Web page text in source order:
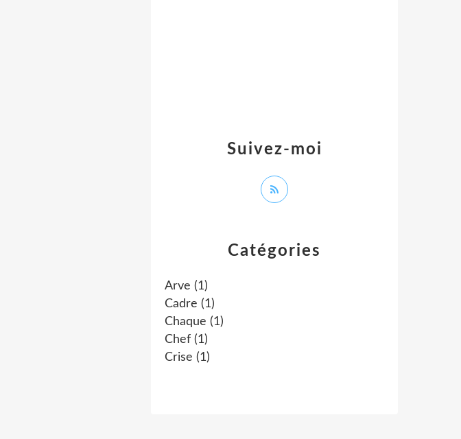
Catégories
Arve (1)
Cadre (1)
Chaque (1)
Chef (1)
Crise (1)
Suivez-moi